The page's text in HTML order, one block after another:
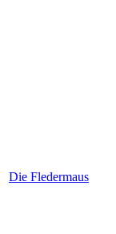
Die Fledermaus